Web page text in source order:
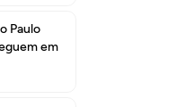
Paulo
em